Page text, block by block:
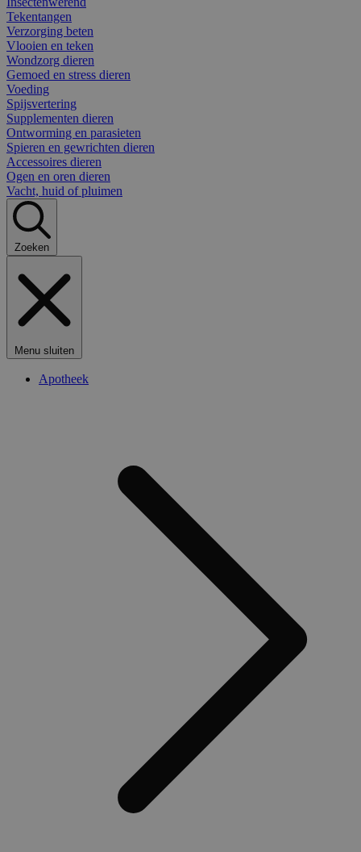
Tekentangen
Verzorging beten
Vlooien en teken
Wondzorg dieren
Gemoed en stress dieren
Voeding
Spijsvertering
Supplementen dieren
Ontworming en parasieten
Spieren en gewrichten dieren
Accessoires dieren
Ogen en oren dieren
Vacht, huid of pluimen
Zoeken
Menu sluiten
Apotheek